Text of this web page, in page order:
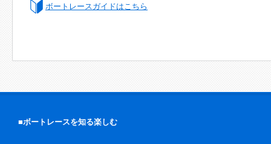
ボートレースガイドはこちら
■ボートレースを知る楽しむ